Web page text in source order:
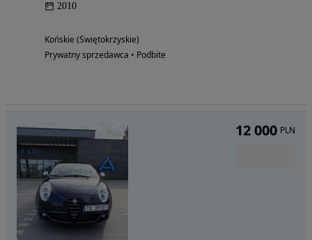
2010
Końskie (Świętokrzyskie)
Prywatny sprzedawca • Podbite
12 000 PLN